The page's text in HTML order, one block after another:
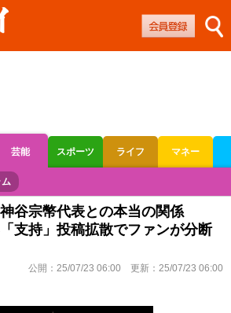
芸能 スポーツ ライフ マネー
オートレース
ム
谷宗幣代表との本当の関係
支持」投稿拡散でファンが分断
公開： 25/07/23 06:00 更新： 25/07/23 06:00